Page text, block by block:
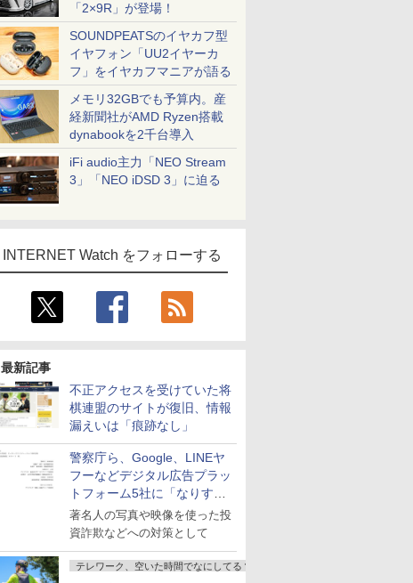
「2×9R」が登場！
SOUNDPEATSのイヤカフ型
イヤフォン「UU2イヤーカ
フ」をイヤカフマニアが語る
メモリ32GBでも予算内。産
経新聞社がAMD Ryzen搭載
dynabookを2千台導入
iFi audio主力「NEO Stream
3」「NEO iDSD 3」に迫る
INTERNET Watch をフォローする
最新記事
不正アクセスを受けていた将
棋連盟のサイトが復旧、情報
漏えいは「痕跡なし」
警察庁ら、Google、LINEヤ
フーなどデジタル広告プラッ
トフォーム5社に「なりすま
し詐欺広告」対策強化を要請
著名人の写真や映像を使った投
資詐欺などへの対策として
テレワーク、空いた時間でなにしてる？